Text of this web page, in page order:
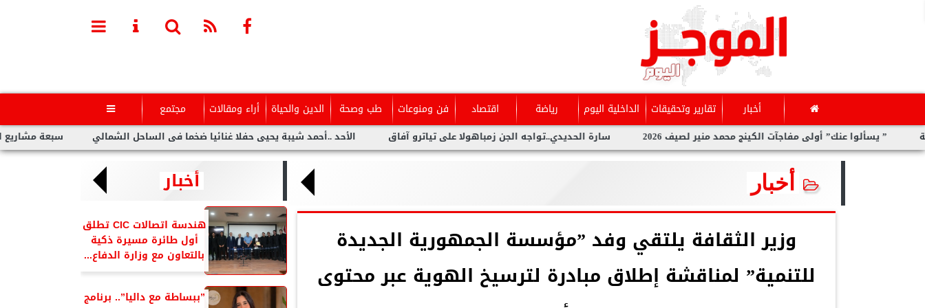
أخبار تقارير وتحقيقات الداخلية اليوم رياضة اقتصاد فن ومنوعات طب وصحة الدين والحياة أراء ومقالات مجتمع 
سبعة مشاريع لفنانين الأحد ..أحمد شيبة يحيى حفلا غنائيا ضخما فى الساحل الشمالي سارة الحديدي..تواجه الجن زمباهولا على تياترو آفاق عنك” أولى مفاجآت الكينج محمد منير لصيف 2026
أخبار
وزير الثقافة يلتقي وفد ”مؤسسة الجمهورية الجديدة
للتنمية” لمناقشة إطلاق مبادرة لترسيخ الهوية عبر محتوى
أخبار
هندسة اتصالات CIC تطلق
أول طائرة مسيرة ذكية
بالتعاون مع وزارة الدفاع...
”ببساطة مع داليا”.. برنامج